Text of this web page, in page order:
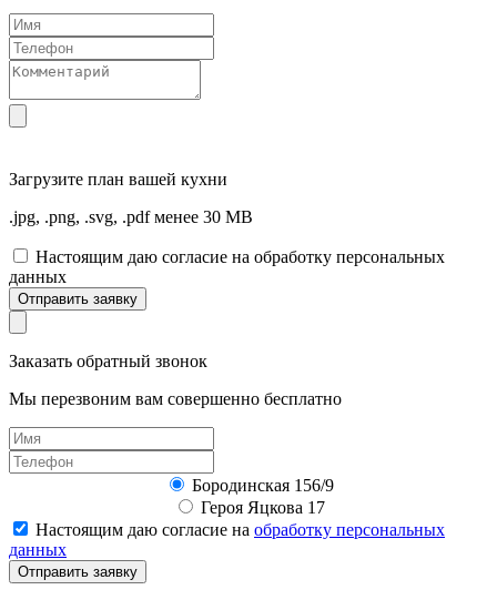
Загрузите план вашей кухни
.jpg, .png, .svg, .pdf менее 30 MB
Настоящим даю согласие на обработку персональных
данных
Отправить заявку
Заказать обратный звонок
Мы перезвоним вам совершенно бесплатно
Бородинская 156/9
Героя Яцкова 17
Настоящим даю согласие на обработку персональных
данных
Отправить заявку